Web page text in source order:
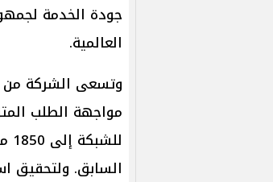
جودة الخدمة
العالمية.
وتسعى الشركة من
مواجهة الطلب
السابق. ولتحقيق